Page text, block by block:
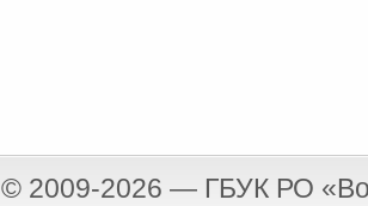
© 2009-2026 — ГБУК РО